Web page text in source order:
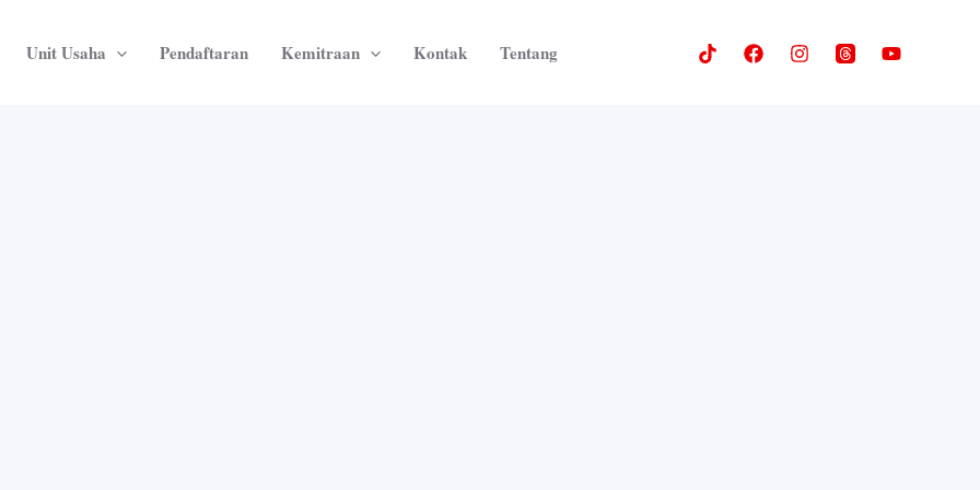
Unit Usaha Pendaftaran Kemitraan Kontak Tentang